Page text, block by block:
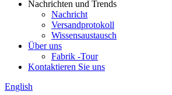
Nachrichten und Trends
Nachricht
Versandprotokoll
Wissensaustausch
Über uns
Fabrik -Tour
Kontaktieren Sie uns
English